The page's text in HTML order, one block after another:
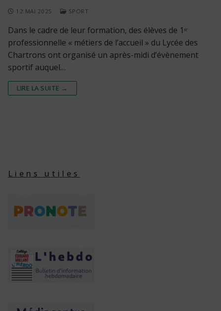
12 MAI 2025 SPORT
Dans le cadre de leur formation, des élèves de 1ʳᵉ
professionnelle « métiers de l’accueil » du Lycée des
Chartrons ont organisé un après-midi d’évènement
sportif auquel…
LIRE LA SUITE →
Liens utiles